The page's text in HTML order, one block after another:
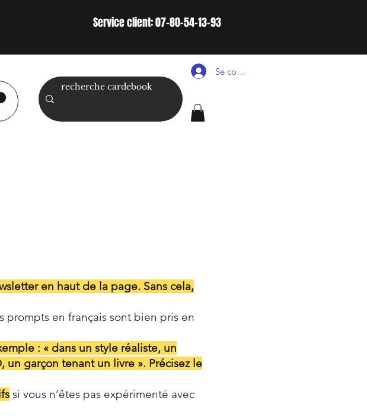
Service client: 07-80-54-13-93
Se connecter
en haut de la page. Sans cela,
prompts en français sont bien pris en
: « dans un style réaliste, un
un garçon tenant un livre ». Précisez le
si vous n’êtes pas expérimenté avec